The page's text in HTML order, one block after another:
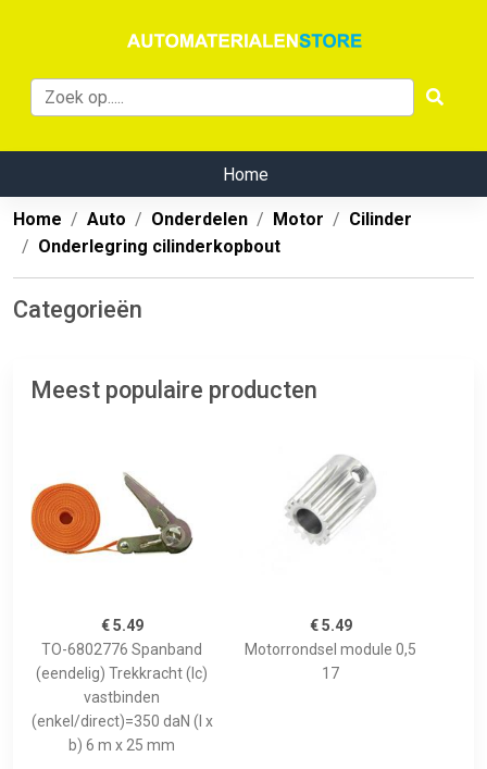
Home
Home Auto Onderdelen Motor
Cilinder
Onderlegring cilinderkopbout
Categorieën
Meest populaire producten
€ 5.49
TO-6802776 Spanband
(eendelig) Trekkracht (lc)
vastbinden
(enkel/direct)=350 daN (l x
b) 6 m x 25 mm
€ 5.49
Motorrondsel module 0,5
17